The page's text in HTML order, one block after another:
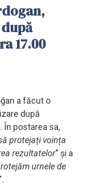
17.00
a făcut o
după
În postarea sa,
protejați voința
rezultatelor" și a
urnele de
".